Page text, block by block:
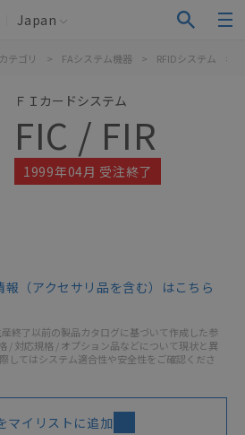
Japan
テゴリ > FAシステム機器 > RFIDシステム >
ＦＩカードシステム
FIC / FIR
1999年04月 受注終了
報（アクセサリ品を含む）はこちら
終了以前の製品カタログに基づいて作成した参
/ 対応規格 / オプション品などについて現状と異
してはシステム適合性や安全性をご確認くださ
マイリストに追加